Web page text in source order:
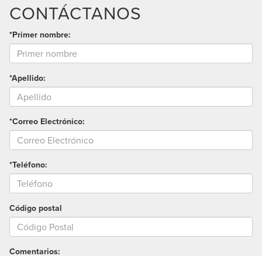
CONTÁCTANOS
*Primer nombre:
*Apellido:
*Correo Electrónico:
*Teléfono:
Código postal
Comentarios: